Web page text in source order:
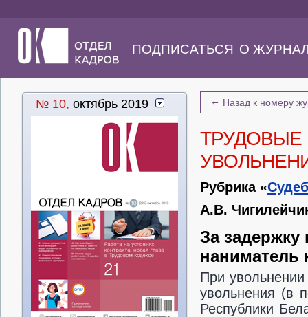
ПОДПИСАТЬСЯ О
№ 10, октябрь 2019 ← Назад к номеру
ТРУДОВЫЕ
Рубрика «
А.В.
За
наниматель
При увольнении
увольнения (в
Республики